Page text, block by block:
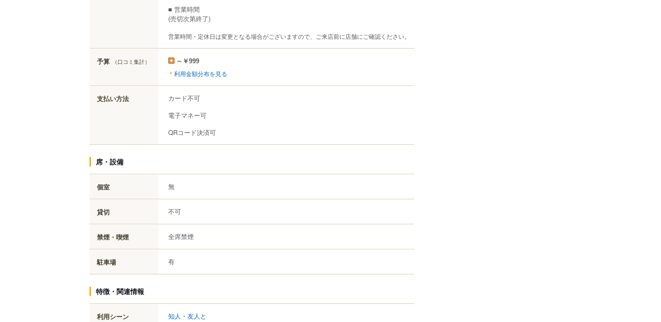
■ 営業時間
(売切次第終了)
営業時間・定休日は変更となる場合がございますので、ご来店前に店舗にご確認ください。
予算 （口コミ集計） ～￥999
利用金額分布を見る
支払い方法
カード不可
電子マネー可
QRコード決済可
席・設備
個室 無
貸切 不可
禁煙・喫煙 全席禁煙
駐車場 有
特徴・関連情報
利用シーン 知人・友人と